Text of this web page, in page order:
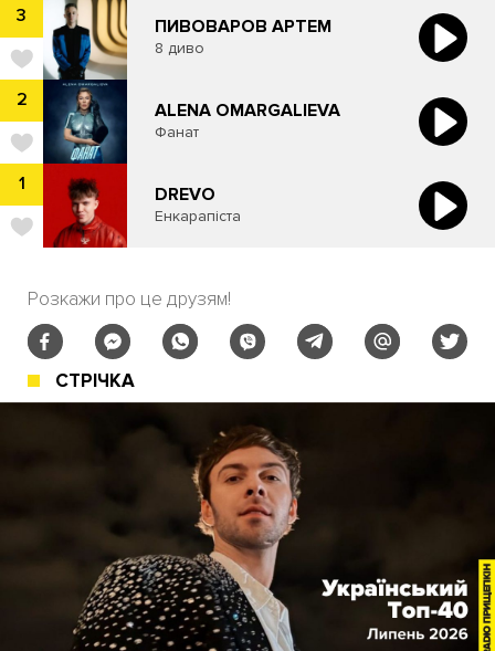
3 ПИВОВАРОВ АРТЕМ
8 диво
2 ALENA OMARGALIEVA
Фанат
1 DREVO
Енкарапіста
Розкажи про це друзям!
СТРІЧКА